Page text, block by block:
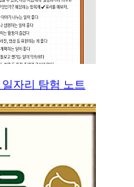
일자리 탐험 노트